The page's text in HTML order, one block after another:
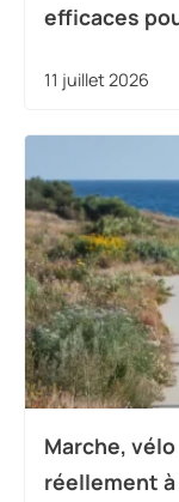
efficaces
11 juillet 2026
Marche,
réellement